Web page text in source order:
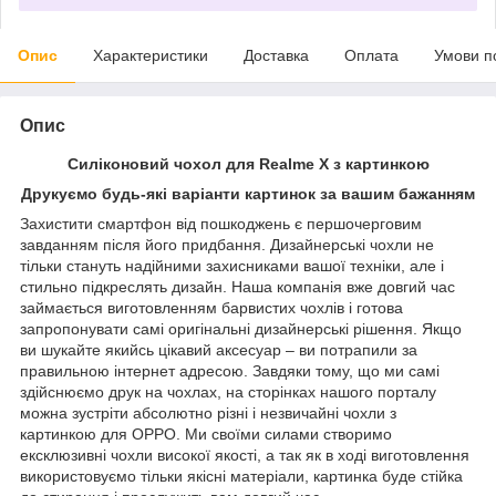
Опис Характеристики Доставка Оплата Умови
Опис
Силіконовий чохол для Realme X з картинкою
Друкуємо будь-які варіанти картинок за вашим бажанням
Захистити смартфон від пошкоджень є першочерговим
завданням після його придбання. Дизайнерські чохли не
тільки стануть надійними захисниками вашої техніки, але і
стильно підкреслять дизайн. Наша компанія вже довгий час
займається виготовленням барвистих чохлів і готова
запропонувати самі оригінальні дизайнерські рішення. Якщо
ви шукайте якийсь цікавий аксесуар – ви потрапили за
правильною інтернет адресою. Завдяки тому, що ми самі
здійснюємо друк на чохлах, на сторінках нашого порталу
можна зустріти абсолютно різні і незвичайні чохли з
картинкою для OPPO. Ми своїми силами створимо
ексклюзивні чохли високої якості, а так як в ході виготовлення
використовуємо тільки якісні матеріали, картинка буде стійка